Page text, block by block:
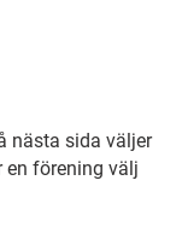
nästa sida väljer
en förening välj